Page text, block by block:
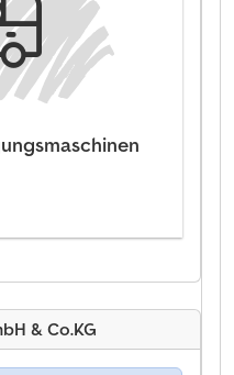
& Co.KG